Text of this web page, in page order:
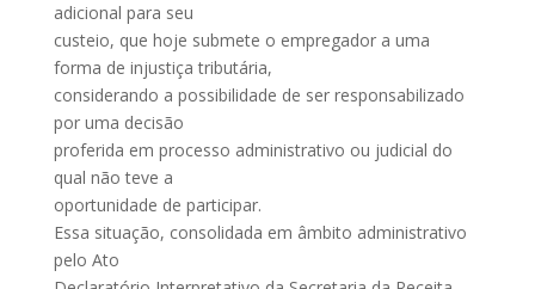
adicional para seu
custeio, que hoje submete o empregador a uma
forma de injustiça tributária,
considerando a possibilidade de ser responsabilizado
por uma decisão
proferida em processo administrativo ou judicial do
qual não teve a
oportunidade de participar.
Essa situação, consolidada em âmbito administrativo
pelo Ato